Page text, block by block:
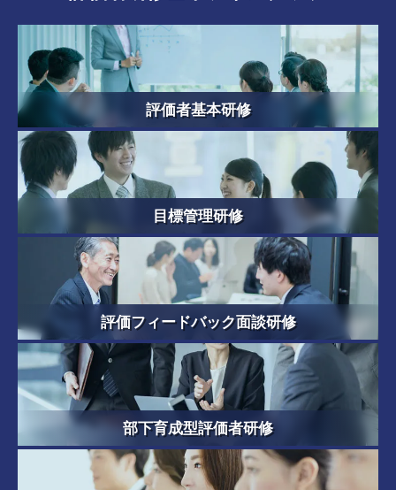
評価者基本研修
目標管理研修
評価フィードバック面談研修
部下育成型評価者研修